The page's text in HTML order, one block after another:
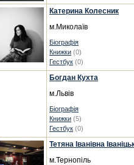
Катерина Колесник
м.Миколаїв
Біографія
Книжки (0)
Гестбук (0)
Богдан Кухта
м.Львів
Біографія
Книжки (5)
Гестбук (0)
Тетяна Іванівна
м.Тернопіль